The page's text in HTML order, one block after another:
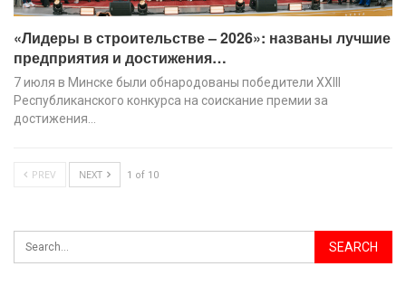
«Лидеры в строительстве – 2026»: названы лучшие
предприятия и достижения…
7 июля в Минске были обнародованы победители XХIII
Республиканского конкурса на соискание премии за
достижения…
PREV NEXT 1 of 10